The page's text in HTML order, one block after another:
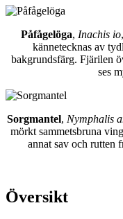
Påfågelöga, Inachis io
kännetecknas av
bakgrundsfärg. Fjärilen
ses
Sorgmantel, Nymphalis
mörkt sammetsbruna
annat sav och rutten
Översikt